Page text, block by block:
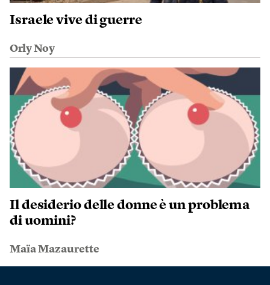
Israele vive di guerre
Orly Noy
Il desiderio delle donne è un problema
di uomini?
Maïa Mazaurette